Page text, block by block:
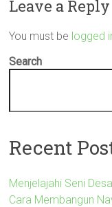
Leave a Reply
You must be logged
Search
Recent
Menjelajahi Seni
Cara Membangun